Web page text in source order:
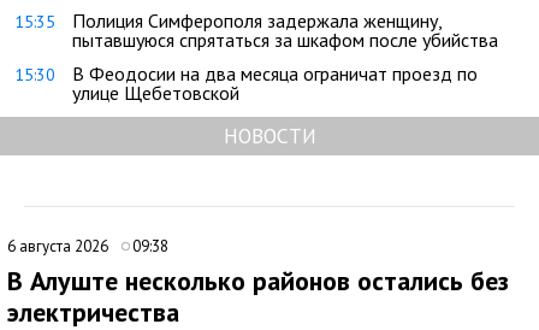
15:35
Полиция Симферополя задержала женщину,
пытавшуюся спрятаться за шкафом после убийства
15:30
В Феодосии на два месяца ограничат проезд по
улице Щебетовской
НОВОСТИ
6 августа 2026 09:38
В Алуште несколько районов остались без
электричества